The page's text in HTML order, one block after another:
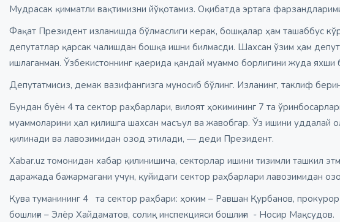
Мудрасак қимматли вақтимизни йўқотамиз. Оқибатда эртага
Фақат Президент изланишда бўлмаслиги керак, бошқалар ҳам ташаббус
депутатлар қарсак чалишдан бошқа ишни билмасди. Шахсан ўзим ҳам
ишлаганман. Ўзбекистоннинг қаерида қандай муаммо борлигини жуда яхши
Депутатмисиз, демак вазифангизга муносиб бўлинг. Изланинг, таклиф
Бундан буён 4 та сектор раҳбарлари, вилоят ҳокимининг 7 та
муаммоларини ҳал қилишга шахсан масъул ва жавобгар. Ўз ишини уддалай
қилинади ва лавозимидан озод этилади, — деди Президент.
Xabar.uz томонидан хабар қилинишича, секторлар ишини тизимли ташкил
даражада бажармагани учун, қуйидаги сектор раҳбарлари лавозимидан
Қува туманининг 4 та сектор раҳбари: ҳоким – Равшан Қурбанов,
бошлиғи – Элёр Хайдаматов, солиқ инспекцияси бошлиғи - Носир Мақсудов.